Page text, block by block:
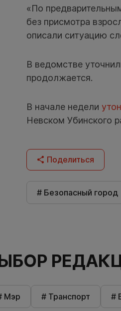
«По
без присмотра
описали ситуацию
В ведомстве
продолжается.
В начале недели
Невском Убинского
Поделиться
# Безопасный город
Мэр # Транспорт #